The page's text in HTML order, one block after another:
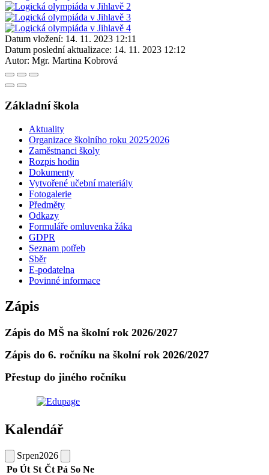
Datum vložení: 14. 11. 2023 12:11
Datum poslední aktualizace: 14. 11. 2023 12:12
Autor: Mgr. Martina Kobrová
Základní škola
Aktuality
Organizace školního roku 2025⁄2026
Zaměstnanci školy
Rozpis hodin
Dokumenty
Vytvořené učební materiály
Fotogalerie
Předměty
Odkazy
Formuláře omluvenka žáka
GDPR
Seznam potřeb
Sběr
E-podatelna
Povinné informace
Zápis
Zápis do MŠ na školní rok 2026/2027
Zápis do 6. ročníku na školní rok 2026/2027
Přestup do jiného ročníku
Kalendář
Srpen2026
Po Út St Čt Pá So Ne